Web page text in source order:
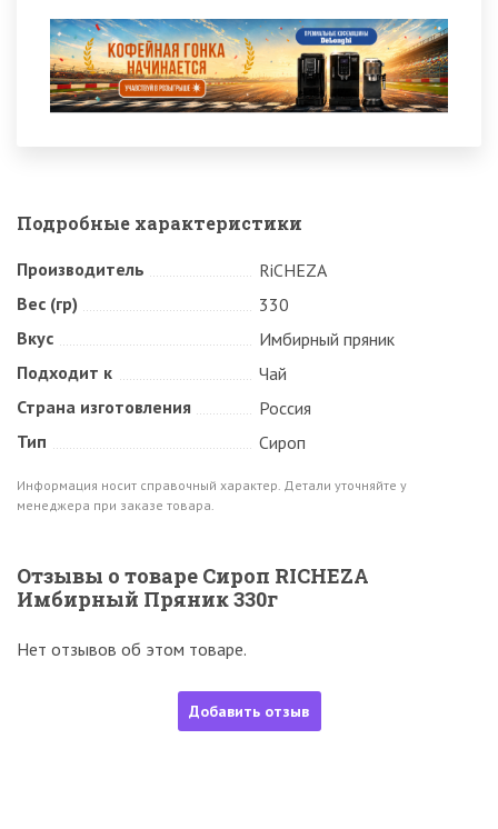
Подробные характеристики
Производитель
RiCHEZA
Вес (гр)
330
Вкус
Имбирный пряник
Подходит к
Чай
Страна изготовления
Россия
Тип
Сироп
Информация носит справочный характер. Детали уточняйте у
менеджера при заказе товара.
Отзывы о товаре Сироп RICHEZA
Имбирный Пряник 330г
Нет отзывов об этом товаре.
Добавить отзыв